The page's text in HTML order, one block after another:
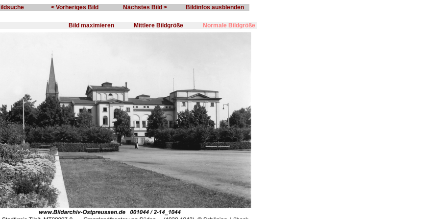
< Vorheriges Bild Nächstes Bild > Bildinfos ausblenden
Normale Bildgröße
Mittlere Bildgröße
Bild maximieren